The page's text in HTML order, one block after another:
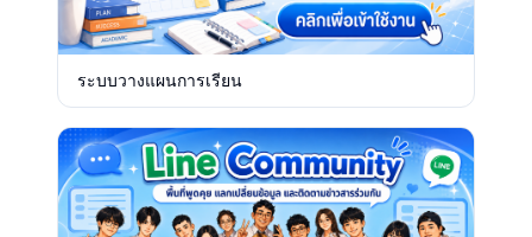
ระบบวางแผนการเรียน